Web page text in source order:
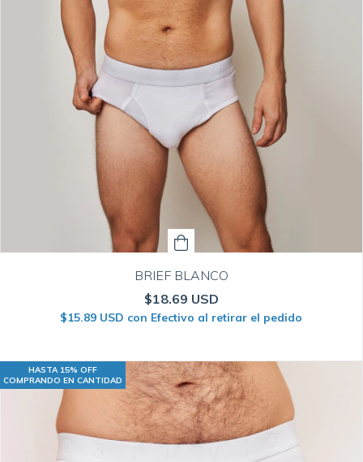
BRIEF BLANCO
$18.69 USD
$15.89 USD con Efectivo al retirar el pedido
HASTA 15% OFF
COMPRANDO EN CANTIDAD